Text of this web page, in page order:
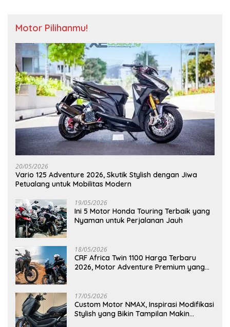
Motor Pilihanmu!
20/05/2026
Vario 125 Adventure 2026, Skutik Stylish dengan Jiwa
Petualang untuk Mobilitas Modern
19/05/2026
Ini 5 Motor Honda Touring Terbaik yang
Nyaman untuk Perjalanan Jauh
18/05/2026
CRF Africa Twin 1100 Harga Terbaru
2026, Motor Adventure Premium yang
17/05/2026
Custom Motor NMAX, Inspirasi Modifikasi
Stylish yang Bikin Tampilan Makin